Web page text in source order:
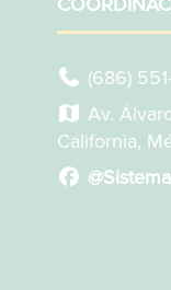
(686)
Av.
California,